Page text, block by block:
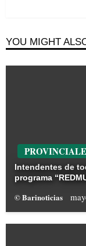
YOU MIGHT
Intendentes de
programa
© Barinoticias